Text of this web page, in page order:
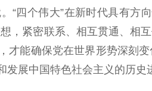
“四个伟大”在新时代具有
，紧密联系、相互贯通、
才能确保党在世界形势深刻
展中国特色社会主义的历史